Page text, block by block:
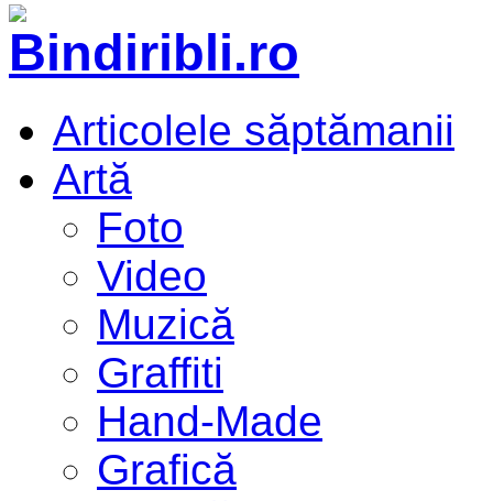
Articolele săptămanii
Artă
Foto
Video
Muzică
Graffiti
Hand-Made
Grafică